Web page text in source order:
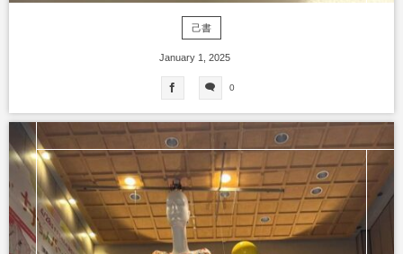
己書
January 1 2025
0